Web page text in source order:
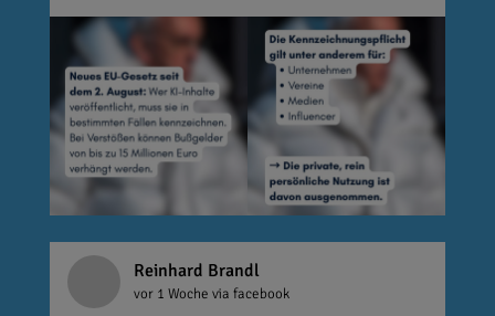
Reinhard Brandl
vor 1 Woche via facebook